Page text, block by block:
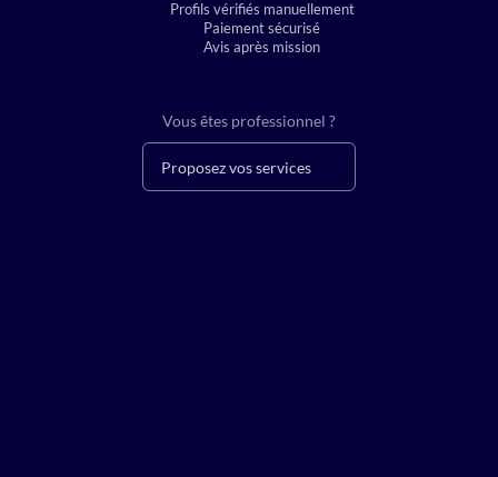
Profils vérifiés manuellement
Paiement sécurisé
Avis après mission
Vous êtes professionnel ?
Proposez vos services